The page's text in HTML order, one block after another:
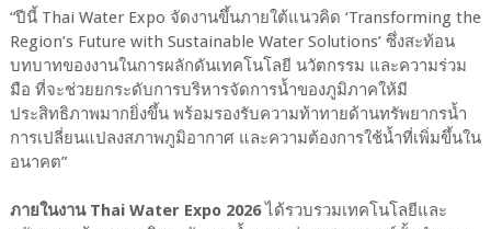
“ปีนี้ Thai Water Expo จัดงานขึ้นภายใต้แนวคิด ‘Transforming the
Region’s Future with Sustainable Water Solutions’ ซึ่งสะท้อน
บทบาทของงานในการผลักดันเทคโนโลยี นวัตกรรม และความร่วม
มือ ที่จะช่วยยกระดับการบริหารจัดการน้ำของภูมิภาคให้มี
ประสิทธิภาพมากยิ่งขึ้น พร้อมรองรับความท้าทายด้านทรัพยากรน้ำ
การเปลี่ยนแปลงสภาพภูมิอากาศ และความต้องการใช้น้ำที่เพิ่มขึ้นใน
อนาคต”
ภายในงาน Thai Water Expo 2026ได้รวบรวมเทคโนโลยีและ